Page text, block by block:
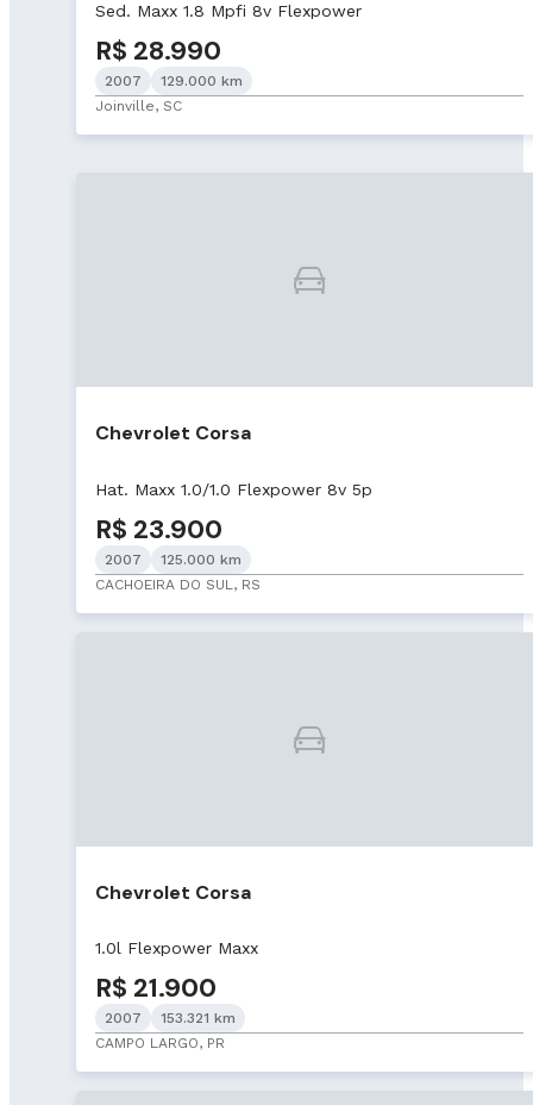
Sed. Maxx 1.8 Mpfi 8v Flexpower
R$ 28.990
2007
129.000 km
Joinville, SC
Chevrolet Corsa
Hat. Maxx 1.0/1.0 Flexpower 8v 5p
R$ 23.900
2007
125.000 km
CACHOEIRA DO SUL, RS
Chevrolet Corsa
1.0l Flexpower Maxx
R$ 21.900
2007
153.321 km
CAMPO LARGO, PR